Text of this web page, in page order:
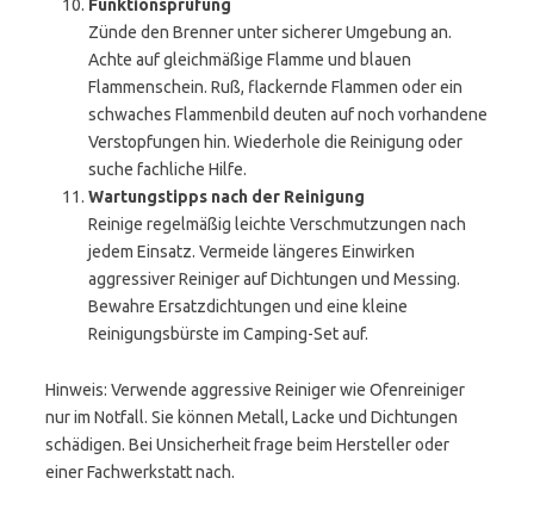
Funktionsprüfung
Zünde den Brenner unter sicherer Umgebung an.
Achte auf gleichmäßige Flamme und blauen
Flammenschein. Ruß, flackernde Flammen oder ein
schwaches Flammenbild deuten auf noch vorhandene
Verstopfungen hin. Wiederhole die Reinigung oder
suche fachliche Hilfe.
Wartungstipps nach der Reinigung
Reinige regelmäßig leichte Verschmutzungen nach
jedem Einsatz. Vermeide längeres Einwirken
aggressiver Reiniger auf Dichtungen und Messing.
Bewahre Ersatzdichtungen und eine kleine
Reinigungsbürste im Camping-Set auf.
Hinweis: Verwende aggressive Reiniger wie Ofenreiniger
nur im Notfall. Sie können Metall, Lacke und Dichtungen
schädigen. Bei Unsicherheit frage beim Hersteller oder
einer Fachwerkstatt nach.